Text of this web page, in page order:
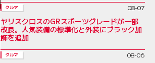
クルマ 08-07
ヤリスクロスのGRスポーツグレードが一部
改良。人気装備の標準化と外装にブラック加
飾を追加
クルマ 08-06